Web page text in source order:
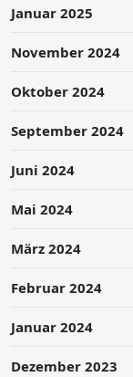
Januar 2025
November 2024
Oktober 2024
September 2024
Juni 2024
Mai 2024
März 2024
Februar 2024
Januar 2024
Dezember 2023